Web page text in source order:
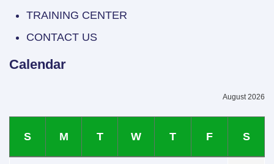
TRAINING CENTER
CONTACT US
Calendar
August 2026
S M T W T F S